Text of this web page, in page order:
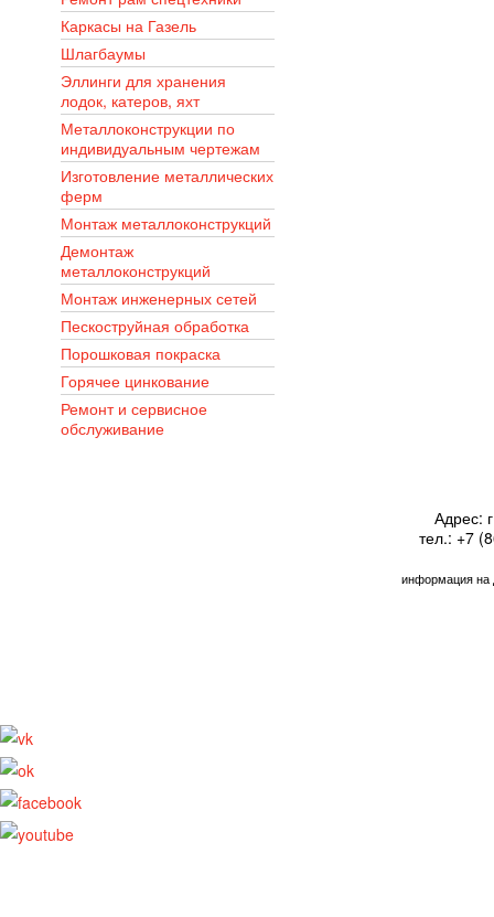
Каркасы на Газель
Шлагбаумы
Эллинги для хранения
лодок, катеров, яхт
Металлоконструкции по
индивидуальным чертежам
Изготовление металлических
ферм
Монтаж металлоконструкций
Демонтаж
металлоконструкций
Монтаж инженерных сетей
Пескоструйная обработка
Порошковая покраска
Горячее цинкование
Ремонт и сервисное
обслуживание
Адрес:
тел.: +7
информация на